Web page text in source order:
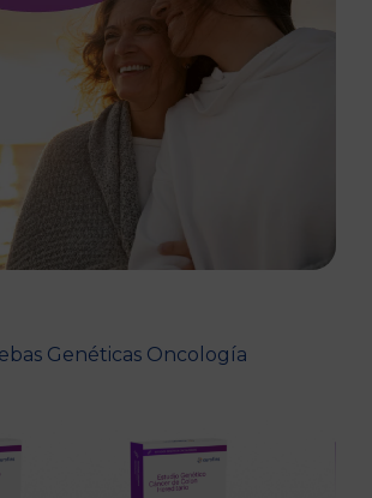
Genéticas Oncología